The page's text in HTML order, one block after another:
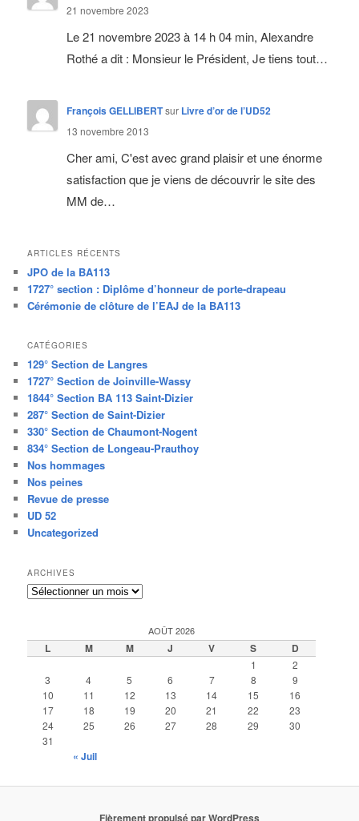
21 novembre 2023
Le 21 novembre 2023 à 14 h 04 min, Alexandre
Rothé a dit : Monsieur le Président, Je tiens tout…
François GELLIBERTsur Livre d’or de l’UD52
13 novembre 2013
Cher ami, C'est avec grand plaisir et une énorme
satisfaction que je viens de découvrir le site des
MM de…
ARTICLES RÉCENTS
JPO de la BA113
1727° section : Diplôme d’honneur de porte-drapeau
Cérémonie de clôture de l’EAJ de la BA113
CATÉGORIES
129° Section de Langres
1727° Section de Joinville-Wassy
1844° Section BA 113 Saint-Dizier
287° Section de Saint-Dizier
330° Section de Chaumont-Nogent
834° Section de Longeau-Prauthoy
Nos hommages
Nos peines
Revue de presse
UD 52
Uncategorized
ARCHIVES
Archives
AOÛT 2026
L M M J V S D
1
2
3
4 5 6 7 8
9
10
11 12 13 14 15
16
17
18 19 20 21 22
23
24
25 26 27 28 29
30
31
« Juil
Fièrement propulsé par WordPress